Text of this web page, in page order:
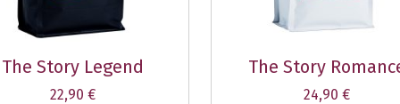
The Story Legend
22,90 €
The Story
24,90€